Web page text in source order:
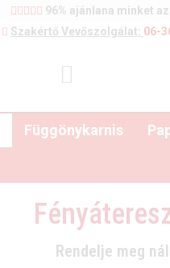
96% ajánlana minket az
Szakértő Vevőszolgálat: 06-
Függönykarnis
Rendelje meg